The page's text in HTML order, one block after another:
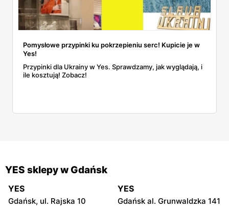
Pomysłowe przypinki ku pokrzepieniu serc! Kupicie je w
Yes!
Przypinki dla Ukrainy w Yes. Sprawdzamy, jak wyglądają, i
ile kosztują! Zobacz!
YES sklepy w Gdańsk
YES
Gdańsk, ul. Rajska 10
YES
Gdańsk al. Grunwaldzka 141